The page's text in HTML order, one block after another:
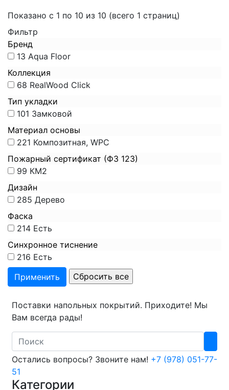
Фильтр
Бренд
13 Aqua Floor
Коллекция
68 RealWood Click
Тип укладки
101 Замковой
Материал основы
221 Композитная, WPC
Пожарный сертификат (ФЗ 123)
99 КМ2
Дизайн
285 Дерево
Фаска
214 Есть
Синхронное тиснение
216 Есть
Показано с 1 по 10 из 10 (всего 1 страниц)
Поставки напольных покрытий. Приходите! Мы
Вам всегда рады!
Search
Остались вопросы? Звоните нам! +7 (978) 051-77-
51
Категории